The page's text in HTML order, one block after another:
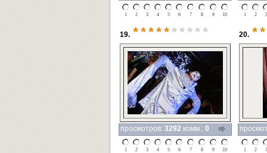
1 2 3 4 5 6 7 8 9 10 1 2 3
19. ***** *****
просмотров: 3292 комм.: 0
1 2 3 4 5 6 7 8 9 10
20.
1 2 3